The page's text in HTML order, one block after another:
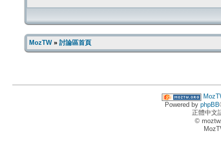
MozTW» 討論區首頁
Powered by phpBB
正體中文
©